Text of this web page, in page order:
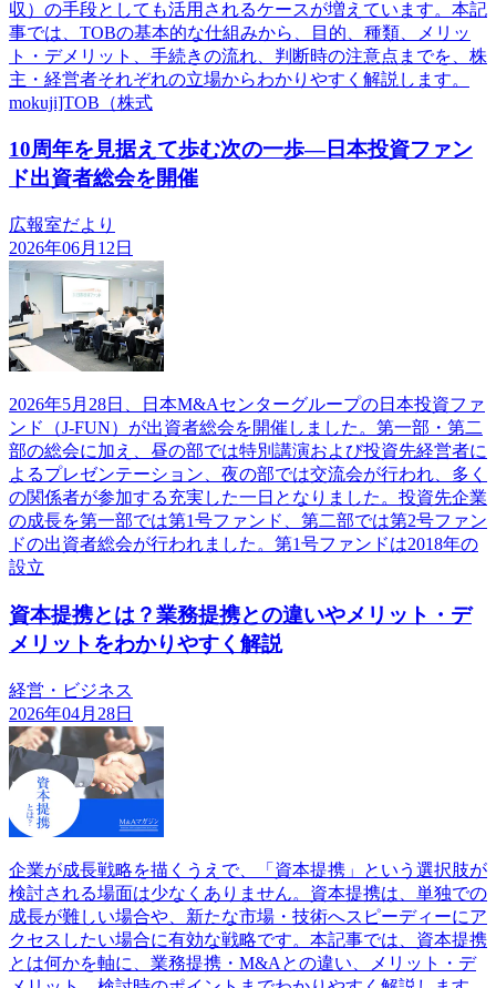
収）の手段としても活用されるケースが増えています。本記
事では、TOBの基本的な仕組みから、目的、種類、メリッ
ト・デメリット、手続きの流れ、判断時の注意点までを、株
主・経営者それぞれの立場からわかりやすく解説します。
mokuji]TOB（株式
10周年を見据えて歩む次の一歩―日本投資ファン
ド出資者総会を開催
広報室だより
2026年06月12日
2026年5月28日、日本M&Aセンターグループの日本投資ファ
ンド（J-FUN）が出資者総会を開催しました。第一部・第二
部の総会に加え、昼の部では特別講演および投資先経営者に
よるプレゼンテーション、夜の部では交流会が行われ、多く
の関係者が参加する充実した一日となりました。投資先企業
の成長を第一部では第1号ファンド、第二部では第2号ファン
ドの出資者総会が行われました。第1号ファンドは2018年の
設立
資本提携とは？業務提携との違いやメリット・デ
メリットをわかりやすく解説
経営・ビジネス
2026年04月28日
企業が成長戦略を描くうえで、「資本提携」という選択肢が
検討される場面は少なくありません。資本提携は、単独での
成長が難しい場合や、新たな市場・技術へスピーディーにア
クセスしたい場合に有効な戦略です。本記事では、資本提携
とは何かを軸に、業務提携・M&Aとの違い、メリット・デ